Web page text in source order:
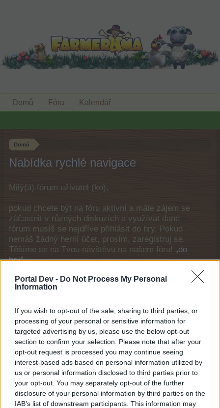
Portal Dev - Do Not Process My Personal
Information
If you wish to opt-out of the sale, sharing to third parties, or
processing of your personal or sensitive information for
targeted advertising by us, please use the below opt-out
section to confirm your selection. Please note that after your
opt-out request is processed you may continue seeing
interest-based ads based on personal information utilized by
us or personal information disclosed to third parties prior to
your opt-out. You may separately opt-out of the further
disclosure of your personal information by third parties on the
IAB’s list of downstream participants. This information may
Domů
Nabídka rychlé navigace
Milý(á) fórum uživatel (ko),
pokud chcete být na fóru aktivní a máte zájem se
zúčastnit v různých diskuzích a využívat dané
fórum musíš se nejdříve přihlásit do hry. Pokud
nemáš žádný herní účet, prosím, zaregistruj se.
Těšíme se na Tvou návštěvu na našem fóru! „do
hry“
Obecné odkazy
Fóra
Významní uživatelé
Poslední aktivita
Přihlášení nebo registrace
Seznam fóra
Domů Fóra Kalendář